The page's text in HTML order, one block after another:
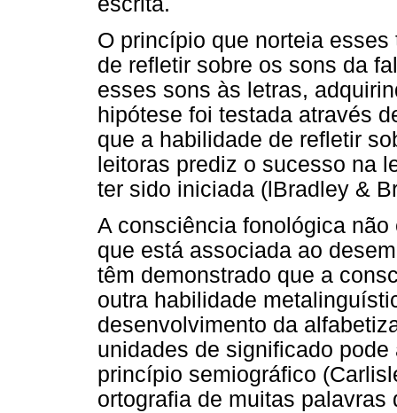
O princípio que norteia
de refletir sobre os sons da
esses sons às letras,
hipótese foi testada através
que a habilidade de refletir
leitoras prediz o sucesso na
ter sido iniciada (lBradley &
A consciência fonológica
que está associada ao
têm demonstrado que a
outra habilidade
desenvolvimento da
unidades de significado
princípio semiográfico
ortografia de muitas